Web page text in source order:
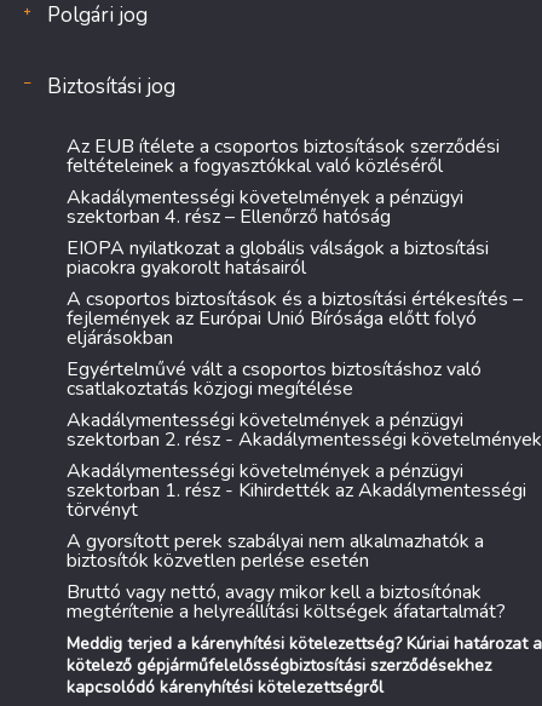
Polgári jog
Biztosítási jog
Az EUB ítélete a csoportos biztosítások szerződési
feltételeinek a fogyasztókkal való közléséről
Akadálymentességi követelmények a pénzügyi
szektorban 4. rész – Ellenőrző hatóság
EIOPA nyilatkozat a globális válságok a biztosítási
piacokra gyakorolt hatásairól
A csoportos biztosítások és a biztosítási értékesítés –
fejlemények az Európai Unió Bírósága előtt folyó
eljárásokban
Egyértelművé vált a csoportos biztosításhoz való
csatlakoztatás közjogi megítélése
Akadálymentességi követelmények a pénzügyi
szektorban 2. rész - Akadálymentességi követelmények
Akadálymentességi követelmények a pénzügyi
szektorban 1. rész - Kihirdették az Akadálymentességi
törvényt
A gyorsított perek szabályai nem alkalmazhatók a
biztosítók közvetlen perlése esetén
Bruttó vagy nettó, avagy mikor kell a biztosítónak
megtérítenie a helyreállítási költségek áfatartalmát?
Meddig terjed a kárenyhítési kötelezettség? Kúriai határozat a
kötelező gépjárműfelelősségbiztosítási szerződésekhez
kapcsolódó kárenyhítési kötelezettségről